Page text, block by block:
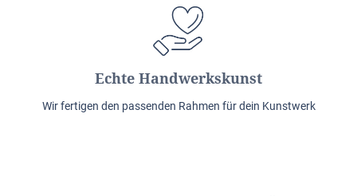
Echte Handwerkskunst
Wir fertigen den passenden Rahmen für dein Kunstwerk